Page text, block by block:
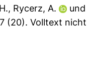
, Rycerz, A. und
(20).Volltext